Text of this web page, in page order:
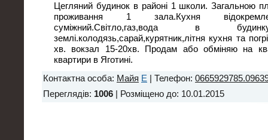
Цегляний будинок в районі 1 школи. Загальною
проживання 1 зала.Кухня
суміжний.Світло,газ,вода в
землі.колодязь,сарай,курятник,літня кухня та
хв. вокзал 15-20хв. Продам або обміняю на
квартири в Яготині.
Контактна особа: Майя E | Телефон:
Переглядів: 1006 | Розміщено до: 10.01.2015